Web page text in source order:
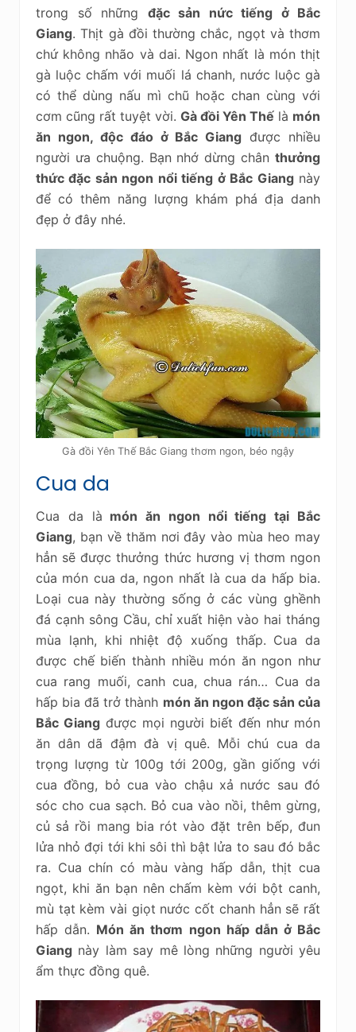
trong số những đặc sản nức tiếng ở Bắc
Giang. Thịt gà đồi thường chắc, ngọt và thơm
chứ không nhão và dai. Ngon nhất là món thịt
gà luộc chấm với muối lá chanh, nước luộc gà
có thể dùng nấu mì chũ hoặc chan cùng với
cơm cũng rất tuyệt vời. Gà đồi Yên Thế là món
ăn ngon, độc đáo ở Bắc Giang được nhiều
người ưa chuộng. Bạn nhớ dừng chân thưởng
thức đặc sản ngon nổi tiếng ở Bắc Giangnày
để có thêm năng lượng khám phá địa danh
đẹp ở đây nhé.
Gà đồi Yên Thế Bắc Giang thơm ngon, béo ngậy
Cua da
Cua da là món ăn ngon nổi tiếng tại Bắc
Giang, bạn về thăm nơi đây vào mùa heo may
hẳn sẽ được thưởng thức hương vị thơm ngon
của món cua da, ngon nhất là cua da hấp bia.
Loại cua này thường sống ở các vùng ghềnh
đá cạnh sông Cầu, chỉ xuất hiện vào hai tháng
mùa lạnh, khi nhiệt độ xuống thấp. Cua da
được chế biến thành nhiều món ăn ngon như
cua rang muối, canh cua, chua rán… Cua da
hấp bia đã trở thành món ăn ngon đặc sản của
Bắc Giang được mọi người biết đến như món
ăn dân dã đậm đà vị quê. Mỗi chú cua da
trọng lượng từ 100g tới 200g, gần giống với
cua đồng, bỏ cua vào chậu xả nước sau đó
sóc cho cua sạch. Bỏ cua vào nồi, thêm gừng,
củ sả rồi mang bia rót vào đặt trên bếp, đun
lửa nhỏ đợi tới khi sôi thì bật lửa to sau đó bắc
ra. Cua chín có màu vàng hấp dẫn, thịt cua
ngọt, khi ăn bạn nên chấm kèm với bột canh,
mù tạt kèm vài giọt nước cốt chanh hẳn sẽ rất
hấp dẫn. Món ăn thơm ngon hấp dẫn ở Bắc
Giang này làm say mê lòng những người yêu
ẩm thực đồng quê.